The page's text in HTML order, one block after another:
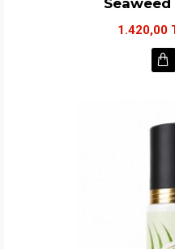
1.420,00